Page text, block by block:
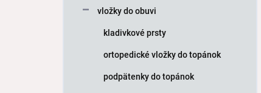
vložky do obuvi
kladivkové prsty
ortopedické vložky do topánok
podpätenky do topánok